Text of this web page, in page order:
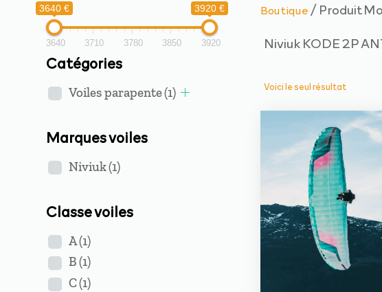
3640 € 3920 €
3640 3710 3780 3850 3920
Catégories
Voiles parapente(1)
Marques voiles
Niviuk(1)
Classe voiles
A(1)
B(1)
C(1)
Boutique / Produit
Niviuk KODE 2P
Voici le seul résultat